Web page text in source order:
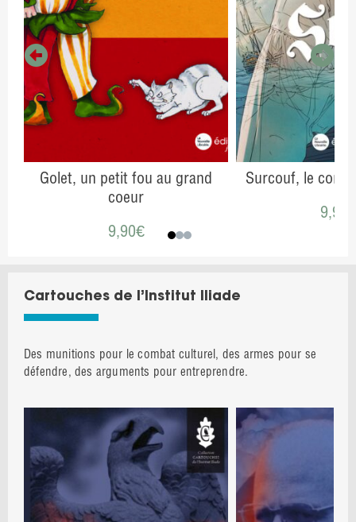
Golet, un petit fou au grand
coeur
9,90€
Surcouf, le
9,90
Cartouches de l’Institut Iliade
Des munitions pour le combat culturel, des armes pour se
défendre, des arguments pour entreprendre.